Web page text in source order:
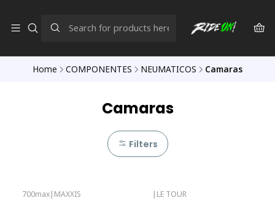
Home COMPONENTES NEUMATICOS Camaras
Camaras
Filters
700max| MAXXIS | LE TOUR